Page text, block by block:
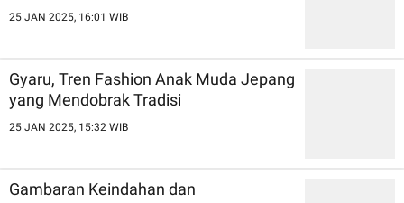
25 JAN 2025, 16:01 WIB
Gyaru, Tren Fashion Anak Muda Jepang
yang Mendobrak Tradisi
25 JAN 2025, 15:32 WIB
Gambaran Keindahan dan